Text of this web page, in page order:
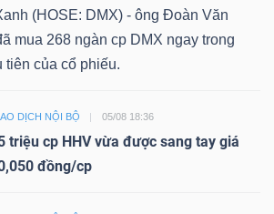
(HOSE: DMX) - ông Đoàn Văn
mua 268 ngàn cp DMX ngay trong
tiên của cổ phiếu.
DỊCH NỘI BỘ 05/08 18:36
triệu cp HHV vừa được sang tay giá
đồng/cp